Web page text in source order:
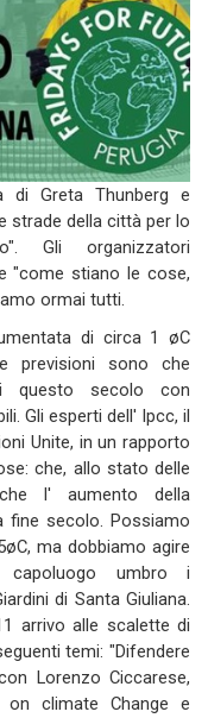
di Greta Thunberg e
strade della città per lo
Gli organizzatori
"come stiano le cose,
ormai tutti.
di circa 1 øC
previsioni sono che
questo secolo con
Gli esperti dell' Ipcc, il
Unite, in un rapporto
che, allo stato delle
l' aumento della
fine secolo. Possiamo
ma dobbiamo agire
capoluogo umbro i
di Santa Giuliana.
arrivo alle scalette di
temi: "Difendere
Lorenzo Ciccarese,
on climate Change e